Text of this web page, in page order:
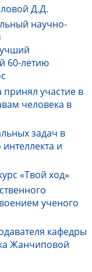
Д.Д.
научно-
60-летию
принял участие в
человека в
задач в
и
«Твой ход»
ученого
кафедры
Жанчиповой